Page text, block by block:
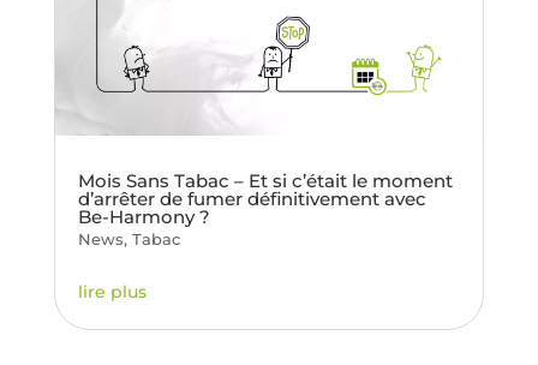
Mois Sans Tabac – Et si c’était le moment
d’arrêter de fumer définitivement avec
Be-Harmony ?
News, Tabac
lire plus